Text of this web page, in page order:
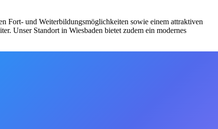
Fort- und Weiterbildungsmöglichkeiten sowie einem attraktiven
Unser Standort in Wiesbaden bietet zudem ein modernes